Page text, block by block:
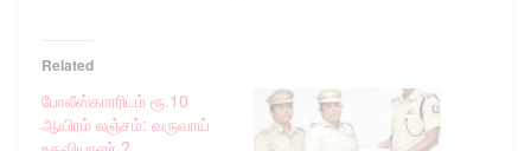
Related
போலீஸ்காரரிடம் ரூ.10
ஆயிரம் லஞ்சம்: வருவாய்